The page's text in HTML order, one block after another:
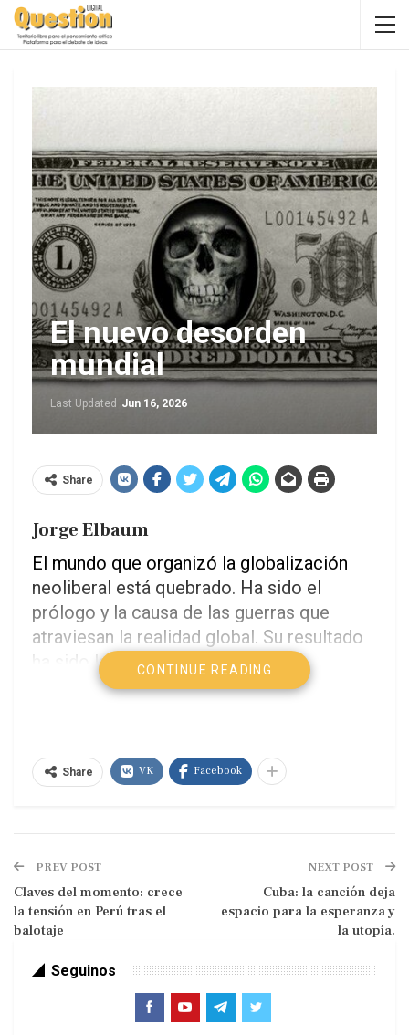
El nuevo desorden
mundial
Last Updated Jun 16, 2026
Share
Jorge Elbaum
El mundo que organizó la globalización
neoliberal está quebrado. Ha sido el
prólogo y la causa de las guerras que
atraviesan la realidad global. Su resultado
ha sido la profundización de la
desigualdad, el ataque a las soberanías y el
asistiendo sólo a una crisis económica o
geopolítica, sino al deterioro de una forma
de la historia».
La erosión del orden neoliberal, la
emergencia de la multipolaridad y el
Occidente colonizador, aparecen
desafiados por los BRICS y el Sur Global,
que exhiben formas novedosas y
CONTINUE READING
Share VK Facebook
PREV POST
Claves del momento: crece
la tensión en Perú tras el
balotaje
NEXT POST
Cuba: la canción deja
espacio para la esperanza y
la utopía.
Seguinos